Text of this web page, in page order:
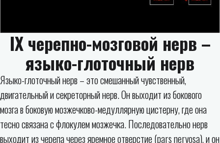
IX черепно-мозговой нерв –
языко-глоточный нерв
Языко-глоточный нерв – это смешанный чувственный,
двигательный и секреторный нерв. Он выходит из бокового
мозга в боковую мозжечково-медуллярную цистерну, где она
тесно связана с флокулем мозжечка. Последовательно нерв
выходит из черепа через яремное отверстие (pars nervosa), и он